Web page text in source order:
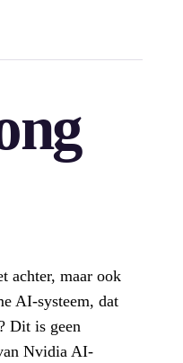
achter, maar ook
AI-systeem, dat
Dit is geen
Nvidia AI-